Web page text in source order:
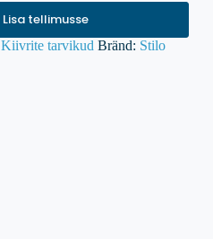
Lisa tellimusse
Kiivrite tarvikud Bränd: Stilo